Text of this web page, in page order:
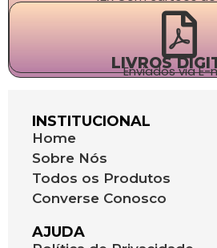
LIVROS
Enviados via E-
INSTITUCIONAL
Home
Sobre Nós
Todos os Produtos
Converse Conosco
AJUDA